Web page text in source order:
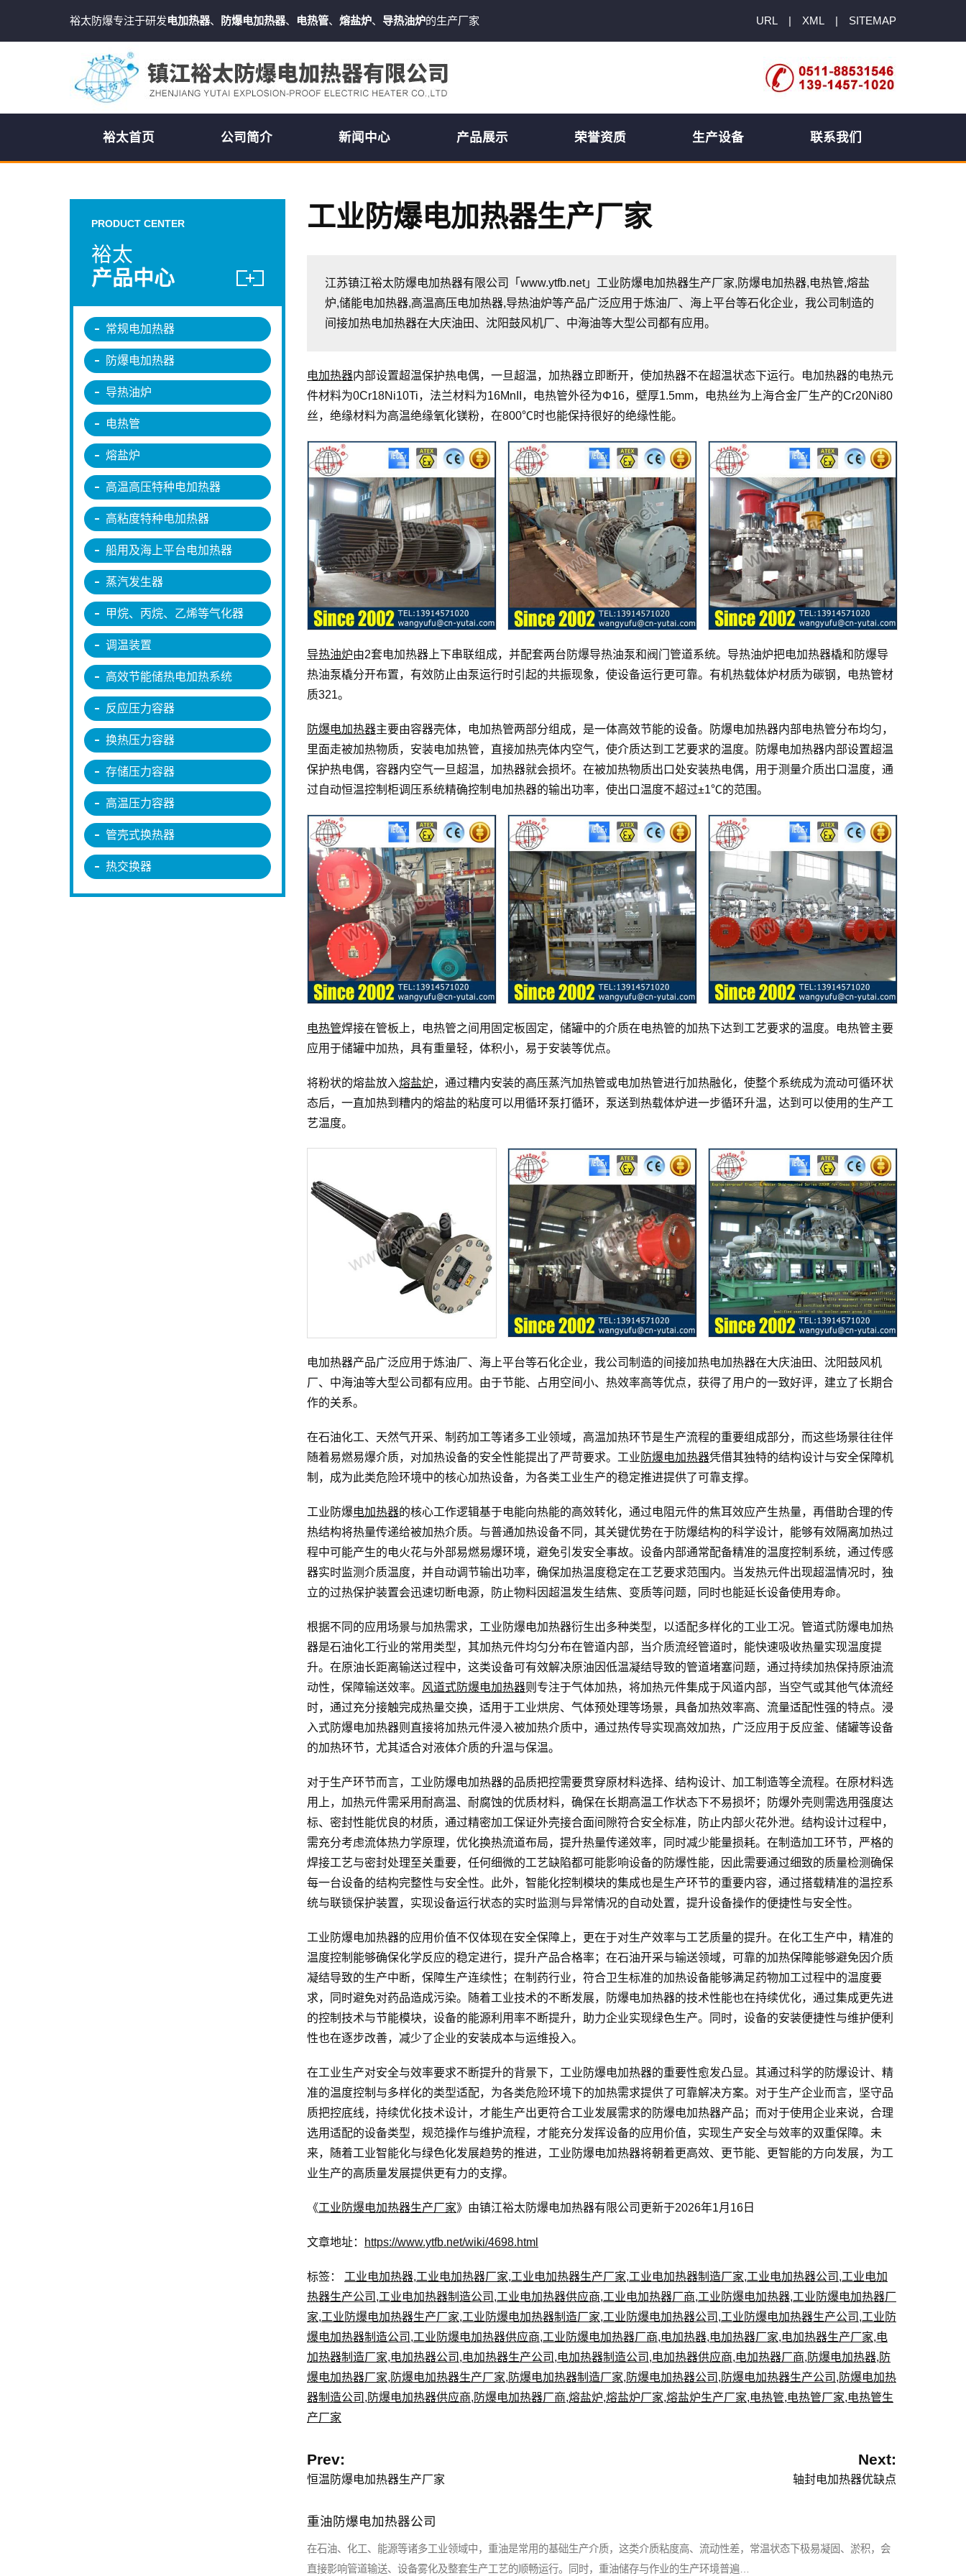
裕太防爆专注于研发电加热器、 防爆电加热器、 电热管、 熔盐炉、 导热油炉的生产厂家 URL | XML | SITEMAP
裕太首页 公司简介 新闻中心 产品展示 荣誉资质 生产设备 联系我们
工业防爆电加热器生产厂家
江苏镇江裕太防爆电加热器有限公司「www.ytfb.net」工业防爆电加热器生产厂家,防爆电加热器,电热管,熔盐
炉,储能电加热器,高温高压电加热器,导热油炉等产品广泛应用于炼油厂、海上平台等石化企业，我公司制造的
间接加热电加热器在大庆油田、沈阳鼓风机厂、中海油等大型公司都有应用。
电加热器内部设置超温保护热电偶，一旦超温，加热器立即断开，使加热器不在超温状态下运行。电加热器的电热元
件材料为0Cr18Ni10Ti，法兰材料为16MnII，电热管外径为Φ16，壁厚1.5mm，电热丝为上海合金厂生产的Cr20Ni80
丝，绝缘材料为高温绝缘氧化镁粉，在800℃时也能保持很好的绝缘性能。
导热油炉由2套电加热器上下串联组成，并配套两台防爆导热油泵和阀门管道系统。导热油炉把电加热器橇和防爆导
热油泵橇分开布置，有效防止由泵运行时引起的共振现象，使设备运行更可靠。有机热载体炉材质为碳钢，电热管材
质321。
防爆电加热器主要由容器壳体，电加热管两部分组成，是一体高效节能的设备。防爆电加热器内部电热管分布均匀，
里面走被加热物质，安装电加热管，直接加热壳体内空气，使介质达到工艺要求的温度。防爆电加热器内部设置超温
保护热电偶，容器内空气一旦超温，加热器就会损坏。在被加热物质出口处安装热电偶，用于测量介质出口温度，通
过自动恒温控制柜调压系统精确控制电加热器的输出功率，使出口温度不超过±1℃的范围。
电热管焊接在管板上，电热管之间用固定板固定，储罐中的介质在电热管的加热下达到工艺要求的温度。电热管主要
应用于储罐中加热，具有重量轻，体积小，易于安装等优点。
将粉状的熔盐放入熔盐炉，通过糟内安装的高压蒸汽加热管或电加热管进行加热融化，使整个系统成为流动可循环状
态后，一直加热到糟内的熔盐的粘度可以用循环泵打循环，泵送到热载体炉进一步循环升温，达到可以使用的生产工
艺温度。
电加热器产品广泛应用于炼油厂、海上平台等石化企业，我公司制造的间接加热电加热器在大庆油田、沈阳鼓风机
厂、中海油等大型公司都有应用。由于节能、占用空间小、热效率高等优点，获得了用户的一致好评，建立了长期合
作的关系。
在石油化工、天然气开采、制药加工等诸多工业领域，高温加热环节是生产流程的重要组成部分，而这些场景往往伴
随着易燃易爆介质，对加热设备的安全性能提出了严苛要求。工业 防爆电加热器凭借其独特的结构设计与安全保障机
制，成为此类危险环境中的核心加热设备，为各类工业生产的稳定推进提供了可靠支撑。
工业防爆电加热器的核心工作逻辑基于电能向热能的高效转化，通过电阻元件的焦耳效应产生热量，再借助合理的传
热结构将热量传递给被加热介质。与普通加热设备不同，其关键优势在于防爆结构的科学设计，能够有效隔离加热过
程中可能产生的电火花与外部易燃易爆环境，避免引发安全事故。设备内部通常配备精准的温度控制系统，通过传感
器实时监测介质温度，并自动调节输出功率，确保加热温度稳定在工艺要求范围内。当发热元件出现超温情况时，独
立的过热保护装置会迅速切断电源，防止物料因超温发生结焦、变质等问题，同时也能延长设备使用寿命。
根据不同的应用场景与加热需求，工业防爆电加热器衍生出多种类型，以适配多样化的工业工况。管道式防爆电加热
器是石油化工行业的常用类型，其加热元件均匀分布在管道内部，当介质流经管道时，能快速吸收热量实现温度提
升。在原油长距离输送过程中，这类设备可有效解决原油因低温凝结导致的管道堵塞问题，通过持续加热保持原油流
动性，保障输送效率。 风道式防爆电加热器则专注于气体加热，将加热元件集成于风道内部，当空气或其他气体流经
时，通过充分接触完成热量交换，适用于工业烘房、气体预处理等场景，具备加热效率高、流量适配性强的特点。浸
入式防爆电加热器则直接将加热元件浸入被加热介质中，通过热传导实现高效加热，广泛应用于反应釜、储罐等设备
的加热环节，尤其适合对液体介质的升温与保温。
对于生产环节而言，工业防爆电加热器的品质把控需要贯穿原材料选择、结构设计、加工制造等全流程。在原材料选
用上，加热元件需采用耐高温、耐腐蚀的优质材料，确保在长期高温工作状态下不易损坏；防爆外壳则需选用强度达
标、密封性能优良的材质，通过精密加工保证外壳接合面间隙符合安全标准，防止内部火花外泄。结构设计过程中，
需充分考虑流体热力学原理，优化换热流道布局，提升热量传递效率，同时减少能量损耗。在制造加工环节，严格的
焊接工艺与密封处理至关重要，任何细微的工艺缺陷都可能影响设备的防爆性能，因此需要通过细致的质量检测确保
每一台设备的结构完整性与安全性。此外，智能化控制模块的集成也是生产环节的重要内容，通过搭载精准的温控系
统与联锁保护装置，实现设备运行状态的实时监测与异常情况的自动处置，提升设备操作的便捷性与安全性。
工业防爆电加热器的应用价值不仅体现在安全保障上，更在于对生产效率与工艺质量的提升。在化工生产中，精准的
温度控制能够确保化学反应的稳定进行，提升产品合格率；在石油开采与输送领域，可靠的加热保障能够避免因介质
凝结导致的生产中断，保障生产连续性；在制药行业，符合卫生标准的加热设备能够满足药物加工过程中的温度要
求，同时避免对药品造成污染。随着工业技术的不断发展，防爆电加热器的技术性能也在持续优化，通过集成更先进
的控制技术与节能模块，设备的能源利用率不断提升，助力企业实现绿色生产。同时，设备的安装便捷性与维护便利
性也在逐步改善，减少了企业的安装成本与运维投入。
在工业生产对安全与效率要求不断提升的背景下，工业防爆电加热器的重要性愈发凸显。其通过科学的防爆设计、精
准的温度控制与多样化的类型适配，为各类危险环境下的加热需求提供了可靠解决方案。对于生产企业而言，坚守品
质把控底线，持续优化技术设计，才能生产出更符合工业发展需求的防爆电加热器产品；而对于使用企业来说，合理
选用适配的设备类型，规范操作与维护流程，才能充分发挥设备的应用价值，实现生产安全与效率的双重保障。未
来，随着工业智能化与绿色化发展趋势的推进，工业防爆电加热器将朝着更高效、更节能、更智能的方向发展，为工
业生产的高质量发展提供更有力的支撑。
《工业防爆电加热器生产厂家》由镇江裕太防爆电加热器有限公司更新于2026年1月16日
文章地址： https://www.ytfb.net/wiki/4698.html
标签： 工业电加热器,工业电加热器厂家,工业电加热器生产厂家,工业电加热器制造厂家,工业电加热器公司 ,工业电加
热器生产公司 ,工业电加热器制造公司 ,工业电加热器供应商,工业电加热器厂商,工业防爆电加热器,工业防爆电加热器厂
家,工业防爆电加热器生产厂家,工业防爆电加热器制造厂家,工业防爆电加热器公司 ,工业防爆电加热器生产公司 ,工业防
爆电加热器制造公司 ,工业防爆电加热器供应商,工业防爆电加热器厂商,电加热器,电加热器厂家,电加热器生产厂家,电
加热器制造厂家,电加热器公司 ,电加热器生产公司 ,电加热器制造公司 ,电加热器供应商,电加热器厂商, 防爆电加热器, 防
爆电加热器厂家, 防爆电加热器生产厂家, 防爆电加热器制造厂家, 防爆电加热器公司 , 防爆电加热器生产公司 , 防爆电加热
器制造公司 , 防爆电加热器供应商, 防爆电加热器厂商,熔盐炉,熔盐炉厂家,熔盐炉生产厂家,电热管,电热管厂家,电热管生
产厂家
Prev:
恒温防爆电加热器生产厂家
Next:
轴封电加热器优缺点
重油防爆电加热器公司
在石油、化工、能源等诸多工业领域中，重油是常用的基础生产介质，这类介质粘度高、流动性差，常温状态下极易凝固、淤积，会
直接影响管道输送、设备雾化及整套生产工艺的顺畅运行。同时，重油储存与作业的生产环境普遍…
PRODUCT CENTER
裕太
产品中心
常规电加热器
防爆电加热器
导热油炉
电热管
熔盐炉
高温高压特种电加热器
高粘度特种电加热器
船用及海上平台电加热器
蒸汽发生器
甲烷、丙烷、乙烯等气化器
调温装置
高效节能储热电加热系统
反应压力容器
换热压力容器
存储压力容器
高温压力容器
管壳式换热器
热交换器